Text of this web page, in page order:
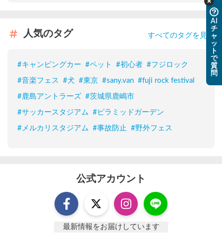
人気のタグ すべてのタグを見る
#キャンピングカー #ペット #初心者 #フジロック
#音楽フェス #犬 #東京 #sany.van #fuji rock festival
#鹿島アントラーズ #茨城県鹿嶋市
#サッカースタジアム #ピラミッドガーデン
# メルカリスタジアム #事故防止 #野外フェス
公式アカウント
最新情報をお届けしています
AI
チ
ャ
ッ
ト
で
質
問